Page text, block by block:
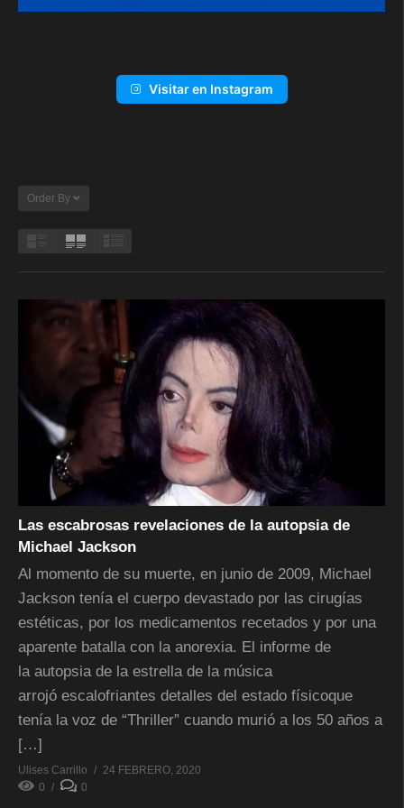
Visitar en Instagram
Order By
Las escabrosas revelaciones de la autopsia de
Michael Jackson
Al momento de su muerte, en junio de 2009, Michael
Jackson tenía el cuerpo devastado por las cirugías
estéticas, por los medicamentos recetados y por una
aparente batalla con la anorexia. El informe de
la autopsia de la estrella de la música
arrojó escalofriantes detalles del estado físicoque
tenía la voz de “Thriller” cuando murió a los 50 años a
[…]
Ulises Carrillo
24 FEBRERO, 2020
0
0